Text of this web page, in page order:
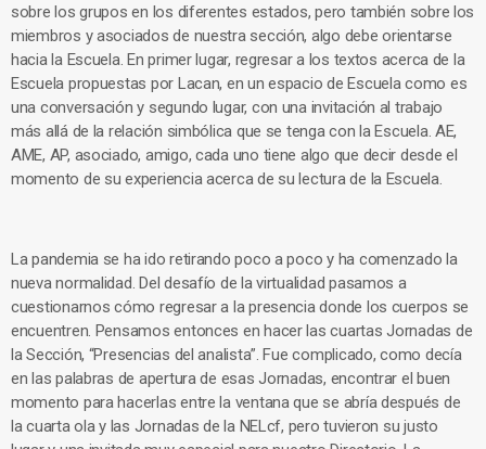
sobre los grupos en los diferentes estados, pero también sobre los
miembros y asociados de nuestra sección, algo debe orientarse
hacia la Escuela. En primer lugar, regresar a los textos acerca de la
Escuela propuestas por Lacan, en un espacio de Escuela como es
una conversación y segundo lugar, con una invitación al trabajo
más allá de la relación simbólica que se tenga con la Escuela. AE,
AME, AP, asociado, amigo, cada uno tiene algo que decir desde el
momento de su experiencia acerca de su lectura de la Escuela.
La pandemia se ha ido retirando poco a poco y ha comenzado la
nueva normalidad. Del desafío de la virtualidad pasamos a
cuestionarnos cómo regresar a la presencia donde los cuerpos se
encuentren. Pensamos entonces en hacer las cuartas Jornadas de
la Sección, “Presencias del analista”. Fue complicado, como decía
en las palabras de apertura de esas Jornadas, encontrar el buen
momento para hacerlas entre la ventana que se abría después de
la cuarta ola y las Jornadas de la NELcf, pero tuvieron su justo